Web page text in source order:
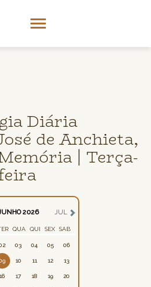
Diária
de Anchieta,
| Terça-
2026 JUL
QUA QUI SEX SAB
03 04 05 06
10 11 12 13
16 17 18 19 20